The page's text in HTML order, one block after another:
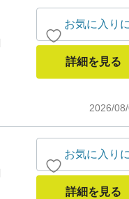
2026/
お気に入り
詳細を見る
お気に入り
詳細を見る